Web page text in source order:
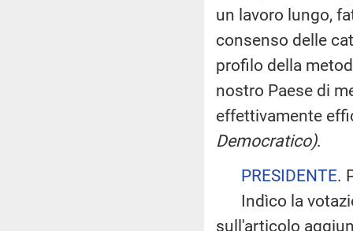
un lavoro lungo,
consenso delle
profilo della
nostro Paese di
effettivamente
Democratico).
PRESIDENTE.
Indìco la
sull'articolo